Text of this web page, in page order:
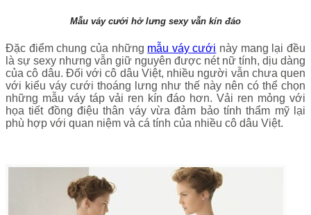
Mẫu váy cưới hở lưng sexy vẫn kín đáo
Đặc điểm chung của những mẫu váy cưới này mang lại đều
là sự sexy nhưng vẫn giữ nguyên được nét nữ tính, dịu dàng
của cô dâu. Đối với cô dâu Việt, nhiều người vẫn chưa quen
với kiểu váy cưới thoáng lưng như thế này nên có thể chọn
những mẫu váy táp vải ren kín đáo hơn. Vải ren mỏng với
họa tiết đồng điệu thân váy vừa đảm bảo tính thẩm mỹ lại
phù hợp với quan niệm và cá tính của nhiều cô dâu Việt.